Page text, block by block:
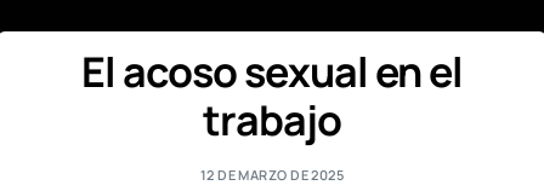
El acoso sexual en el
trabajo
12 DE MARZO DE 2025